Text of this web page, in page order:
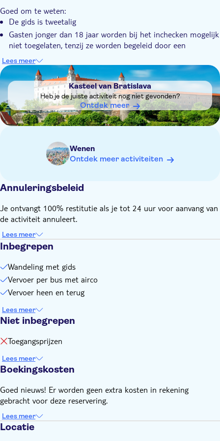
beroemde Kettingbrug oversteken, die de historische wijken
Buda en Pest met elkaar verbindt. Tijdens uw bezoek zal de
gids u meer vertellen over de rijke geschiedenis en het
architectonische erfgoed van Boedapest. Na de rondleiding is er
shoppen of de lokale keuken te proeven
Je comfortabele busreis voert je door schilderachtige
landschappen langs de Donau
Goed om te weten:
De gids is tweetalig
Gasten jonger dan 18 jaar worden bij het inchecken mogelijk
niet toegelaten, tenzij ze worden begeleid door een
Vergeet niet mee te nemen:
Uw paspoort
Lees meer
DSA1Kasteel van Bratislava
Kasteel van Bratislava
Heb je de juiste activiteit nog niet gevonden?
Ontdek meer
Wenen
Ontdek meer activiteiten
Annuleringsbeleid
Je ontvangt 100% restitutie als je tot 24 uur voor aanvang van
de activiteit annuleert.
Lees meer
Inbegrepen
Wandeling met gids
Vervoer per bus met airco
Vervoer heen en terug
Lees meer
Niet inbegrepen
Toegangsprijzen
Lees meer
Boekingskosten
Goed nieuws! Er worden geen extra kosten in rekening
gebracht voor deze reservering.
Lees meer
Locatie